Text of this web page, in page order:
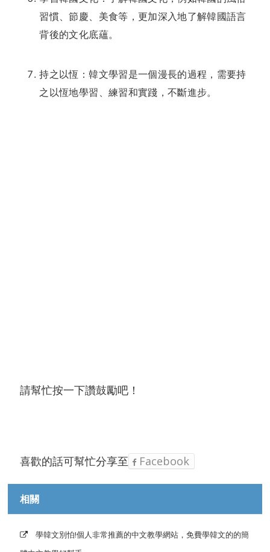
習慣、節慶、美食等，更加深入地了解韓國語言
背後的文化底蘊。
持之以恆：韓文學習是一個漫長的過程，需要持
之以恆地學習、練習和實踐，不斷進步。
請幫忙按一下讚鼓勵吧！
喜歡的話可幫忙分享至 Facebook
相關
學韓文別怕!個人非常推薦的中文教學網站，免費學韓文的的簡